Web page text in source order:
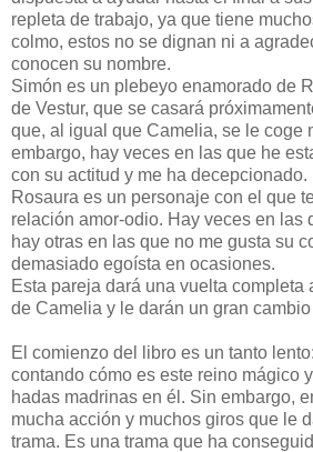
repleta de trabajo, ya que tiene
colmo, estos no se dignan ni a
conocen su nombre.
Simón es un plebeyo enamorado de
de Vestur, que se casará
que, al igual que Camelia, se le coge
embargo, hay veces en las que he
con su actitud y me ha decepcionado.
Rosaura es un personaje con el que
relación amor-odio. Hay veces en las
hay otras en las que no me gusta su
demasiado egoísta en ocasiones.
Esta pareja dará una vuelta completa
de Camelia y le darán un gran
El comienzo del libro es un tanto
contando cómo es este reino mágico
hadas madrinas en él. Sin embargo,
mucha acción y muchos giros que le
trama. Es una trama que ha